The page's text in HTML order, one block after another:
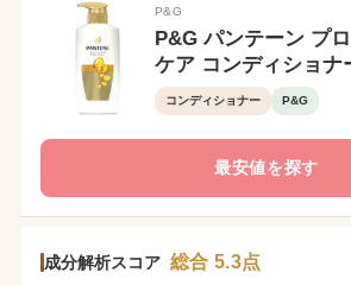
P&G
P&G パンテーン プ
ケア コンディショナ
コンディショナー P&G
最安値を探す
成分解析スコア 総合 5.3点